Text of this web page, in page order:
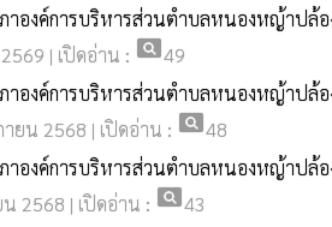
าองค์การบริหารส่วนตำบลหนองหญ้าป
| เปิดอ่าน : pageview49
าองค์การบริหารส่วนตำบลหนองหญ้าป
ยน 2568 | เปิดอ่าน : pageview48
าองค์การบริหารส่วนตำบลหนองหญ้าป
2568 | เปิดอ่าน : pageview43